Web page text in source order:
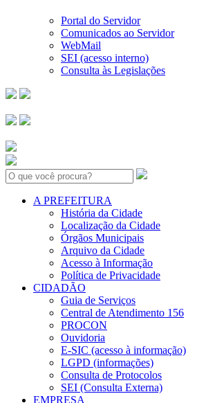
Portal do Servidor
Comunicados ao Servidor
WebMail
SEI (acesso interno)
Consulta às Legislações
Search:
A PREFEITURA
História da Cidade
Localização da Cidade
Órgãos Municipais
Arquivo da Cidade
Acesso à Informação
Política de Privacidade
CIDADÃO
Guia de Serviços
Central de Atendimento 156
PROCON
Ouvidoria
E-SIC (acesso à informação)
LGPD (informações)
Consulta de Protocolos
SEI (Consulta Externa)
EMPRESA